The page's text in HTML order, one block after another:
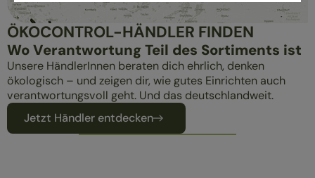
ÖKOCONTROL-HÄNDLER FINDEN
Wo Verantwortung Teil des Sortiments ist
Unsere HändlerInnen beraten dich ehrlich, denken
ökologisch – und zeigen dir, wie gutes Einrichten auch
verantwortungsvoll geht. Und das deutschlandweit.
Jetzt Händler entdecken